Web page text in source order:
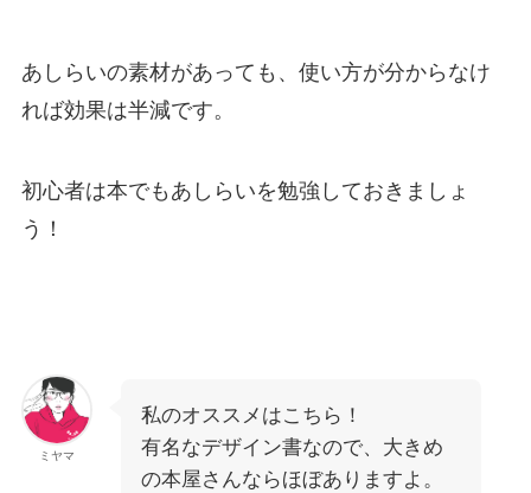
あしらいの素材があっても、使い方が分からなけ
れば効果は半減です。
初心者は本でもあしらいを勉強しておきましょ
う！
ミヤマ
私のオススメはこちら！
有名なデザイン書なので、大きめ
の本屋さんならほぼありますよ。